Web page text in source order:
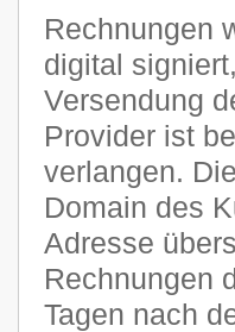
Rechnungen
digital
Versendung
Provider ist
verlangen.
Domain des
Adresse
Rechnungen
Tagen nach